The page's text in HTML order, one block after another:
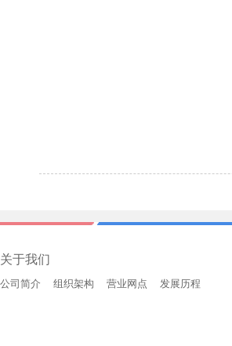
关于我们
公司简介 组织架构 营业网点 发展历程